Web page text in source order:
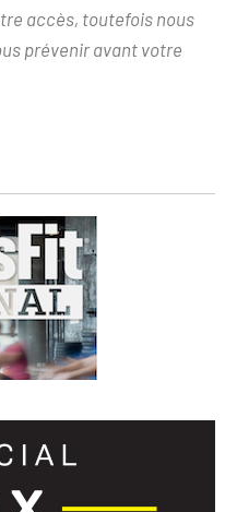
accès, toutefois nous
prévenir avant votre